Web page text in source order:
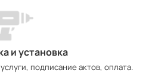
и установка
подписание актов, оплата.